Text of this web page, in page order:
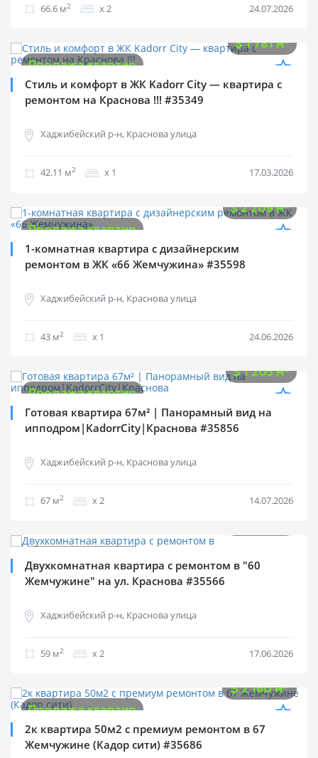
66.6 м2 х 2 24.07.2026
$1 781 м2
Продажа квартир
Стиль и комфорт в ЖК Kadorr City — квартира с
ремонтом на Краснова !!! #35349
Хаджибейский р-н, Краснова улица
42.11 м2 х 1 17.03.2026
$2 209 м2
Продажа квартир
1-комнатная квартира с дизайнерским
ремонтом в ЖК «66 Жемчужина» #35598
Хаджибейский р-н, Краснова улица
43 м2 х 1 24.06.2026
$1 205 м2
Продажа квартир
Готовая квартира 67м² | Панорамный вид на
ипподром|KadorrCity|Краснова #35856
Хаджибейский р-н, Краснова улица
67 м2 х 2 14.07.2026
Двухкомнатная квартира с ремонтом в "60
Жемчужине" на ул. Краснова #35566
Хаджибейский р-н, Краснова улица
59 м2 х 2 17.06.2026
$2 160 м2
Продажа квартир
2к квартира 50м2 c премиум ремонтом в 67
Жемчужине (Кадор сити) #35686